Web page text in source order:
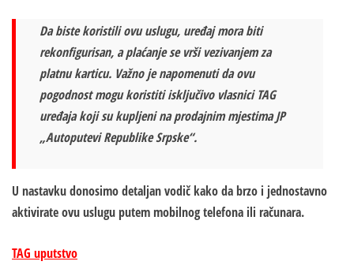
Da biste koristili ovu uslugu, uređaj mora biti
rekonfigurisan, a plaćanje se vrši vezivanjem za
platnu karticu. Važno je napomenuti da ovu
pogodnost mogu koristiti isključivo vlasnici TAG
uređaja koji su kupljeni na prodajnim mjestima JP
„Autoputevi Republike Srpske“.
U nastavku donosimo detaljan vodič kako da brzo i jednostavno
aktivirate ovu uslugu putem mobilnog telefona ili računara.
TAG uputstvo